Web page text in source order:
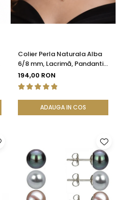
Colier Perla Naturala Alba
6/8 mm, Lacrimă, Pandantiv
Argint 925 | KASKADDA®
194,00 RON
ADAUGA IN COS